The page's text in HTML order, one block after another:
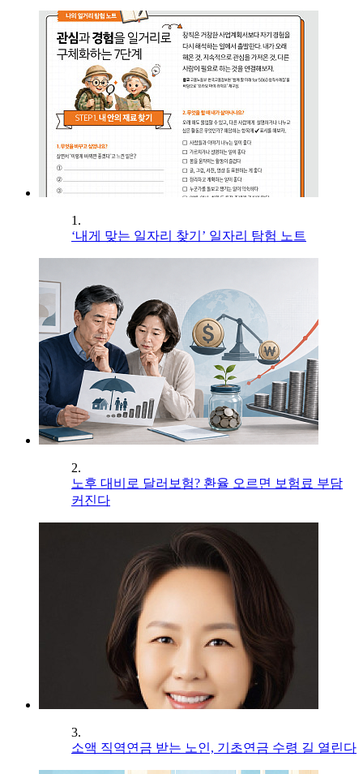
1.
‘내게 맞는 일자리 찾기’ 일자리 탐험 노트
2.
노후 대비로 달러보험? 환율 오르면 보험료 부담
커진다
3.
소액 직역연금 받는 노인, 기초연금 수령 길 열린다